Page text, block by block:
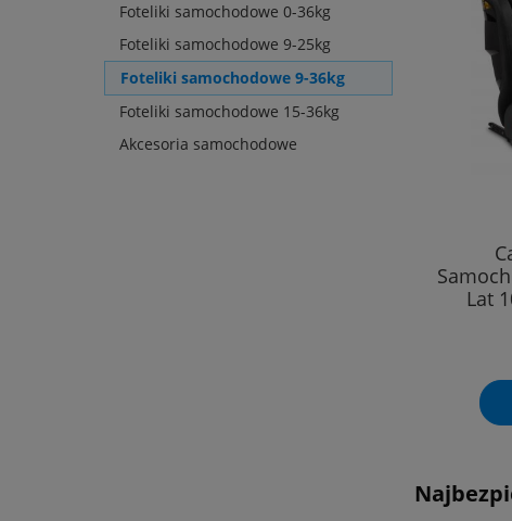
Foteliki samochodowe 0-36kg
Foteliki samochodowe 9-25kg
Foteliki samochodowe 9-36kg
Foteliki samochodowe 15-36kg
Akcesoria samochodowe
Lat